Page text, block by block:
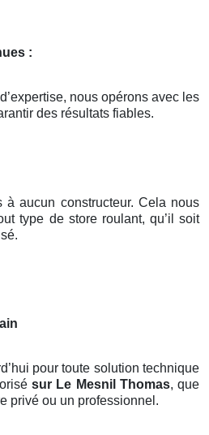
:
nous opérons avec les
des résultats fiables.
à aucun constructeur. Cela nous
type de store roulant, qu’il soit
pour toute solution technique
sur Le Mesnil Thomas, que
privé ou un professionnel.